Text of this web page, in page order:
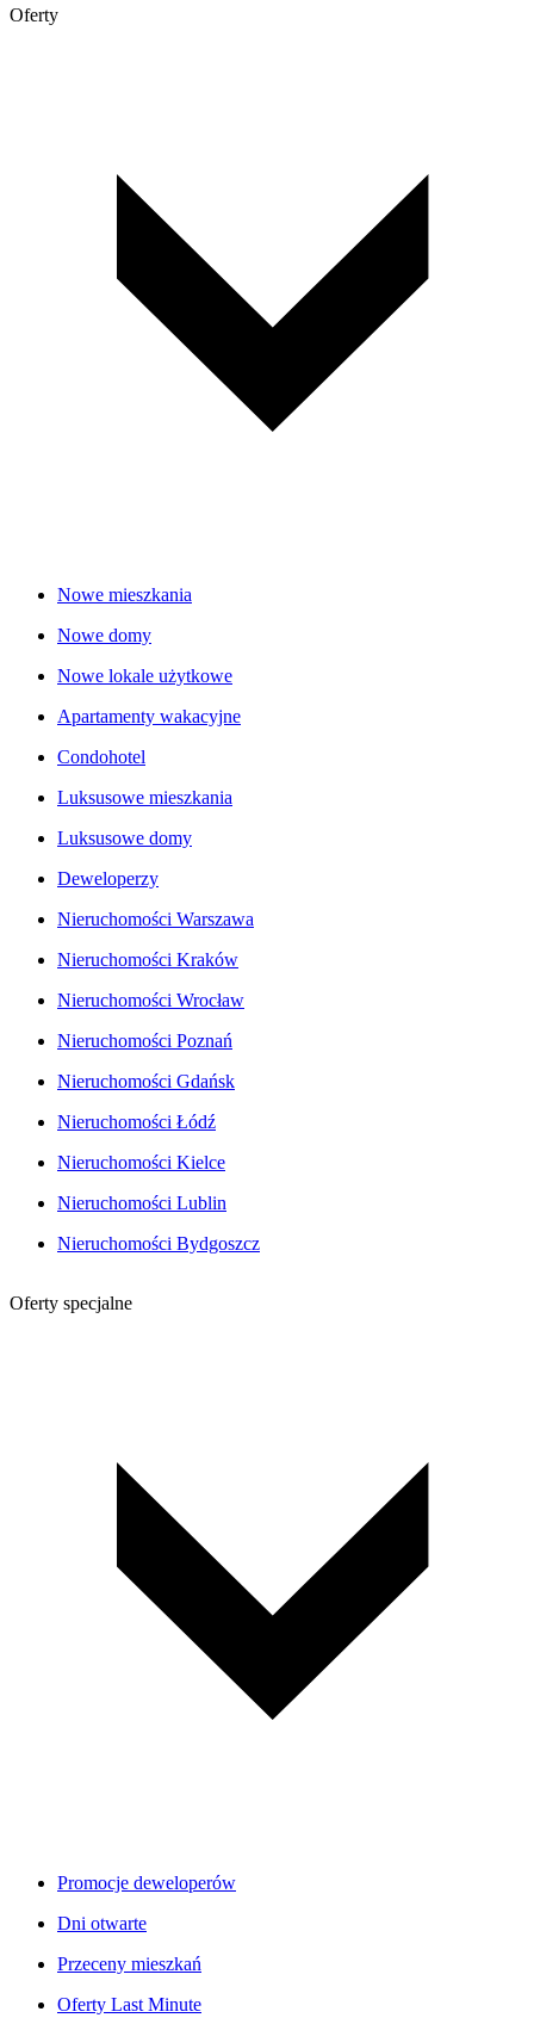
Oferty
Nowe mieszkania
Nowe domy
Nowe lokale użytkowe
Apartamenty wakacyjne
Condohotel
Luksusowe mieszkania
Luksusowe domy
Deweloperzy
Nieruchomości Warszawa
Nieruchomości Kraków
Nieruchomości Wrocław
Nieruchomości Poznań
Nieruchomości Gdańsk
Nieruchomości Łódź
Nieruchomości Kielce
Nieruchomości Lublin
Nieruchomości Bydgoszcz
Oferty specjalne
Promocje deweloperów
Dni otwarte
Przeceny mieszkań
Oferty Last Minute